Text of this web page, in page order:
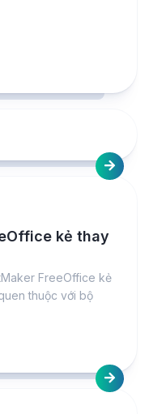
kẻ thay
FreeOffice kẻ
thuộc với bộ